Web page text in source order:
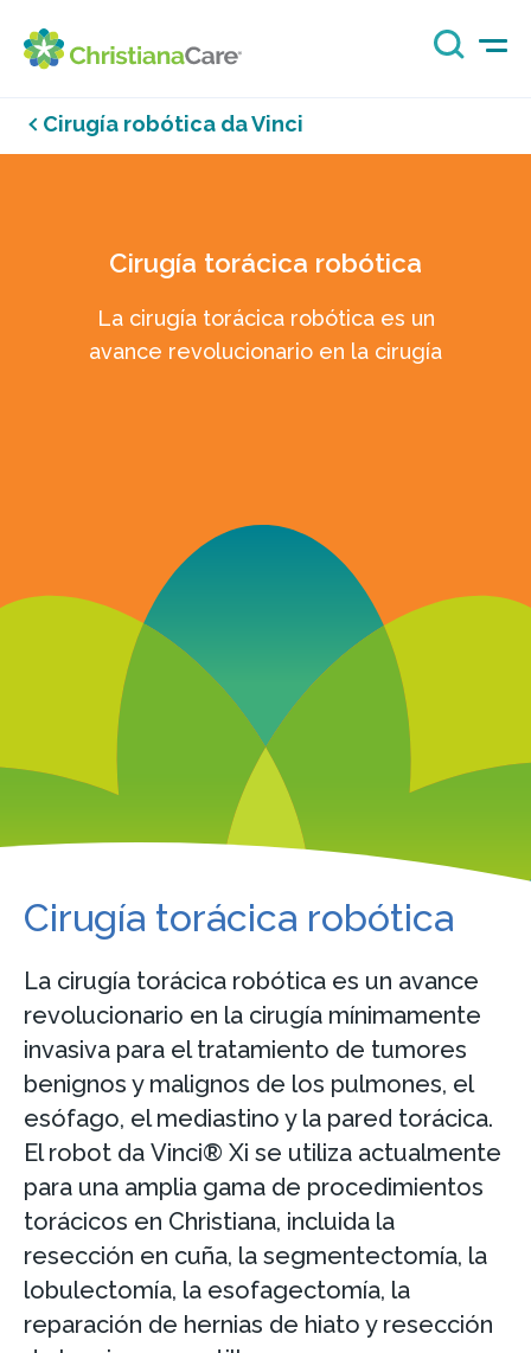
Cirugía robótica da Vinci
Cirugía torácica robótica
La cirugía torácica robótica es un
avance revolucionario en la cirugía
Cirugía torácica robótica
La cirugía torácica robótica es un avance
revolucionario en la cirugía mínimamente
invasiva para el tratamiento de tumores
benignos y malignos de los pulmones, el
esófago, el mediastino y la pared torácica.
El robot da Vinci® Xi se utiliza actualmente
para una amplia gama de procedimientos
torácicos en Christiana, incluida la
resección en cuña, la segmentectomía, la
lobulectomía, la esofagectomía, la
reparación de hernias de hiato y resección